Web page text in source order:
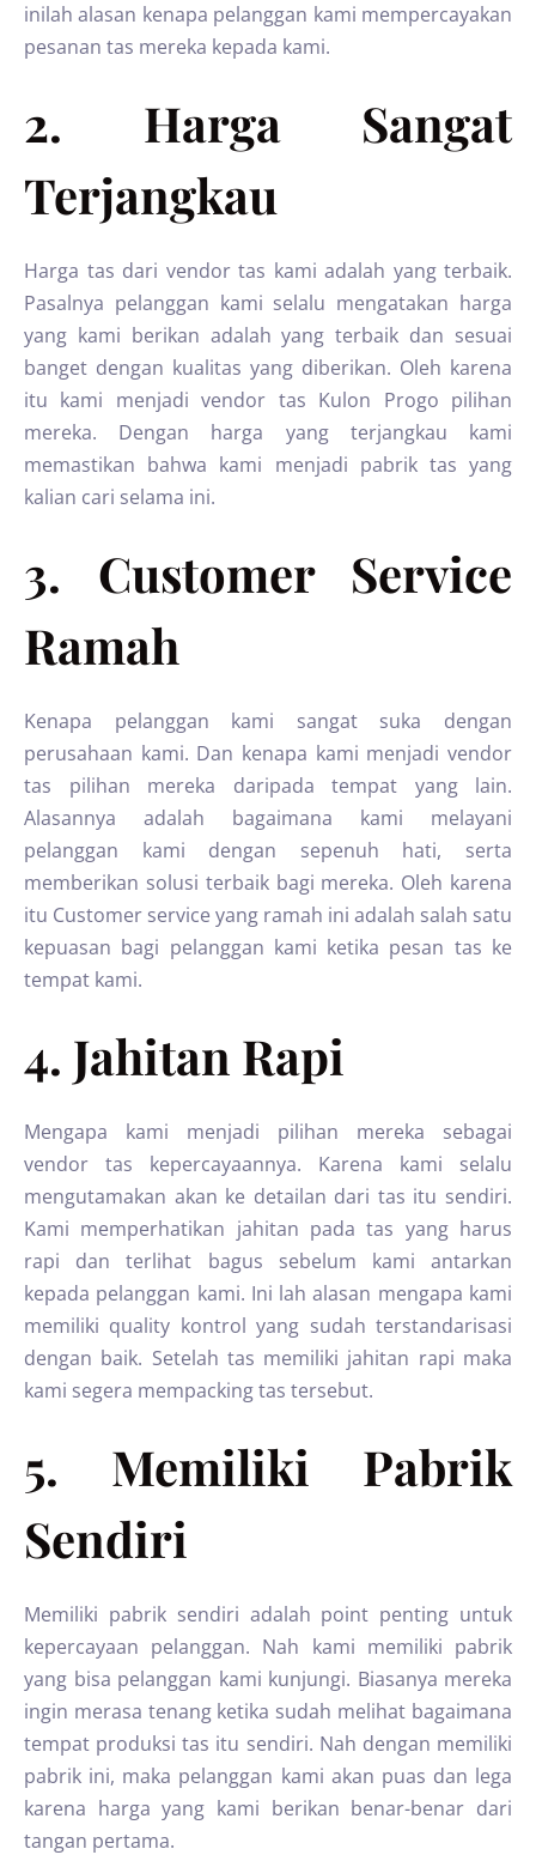
inilah alasan kenapa pelanggan kami mempercayakan
pesanan tas mereka kepada kami.
2. Harga Sangat
Terjangkau
Harga tas dari vendor tas kami adalah yang terbaik.
Pasalnya pelanggan kami selalu mengatakan harga
yang kami berikan adalah yang terbaik dan sesuai
banget dengan kualitas yang diberikan. Oleh karena
itu kami menjadi vendor tas Kulon Progo pilihan
mereka. Dengan harga yang terjangkau kami
memastikan bahwa kami menjadi pabrik tas yang
kalian cari selama ini.
3. Customer Service
Ramah
Kenapa pelanggan kami sangat suka dengan
perusahaan kami. Dan kenapa kami menjadi vendor
tas pilihan mereka daripada tempat yang lain.
Alasannya adalah bagaimana kami melayani
pelanggan kami dengan sepenuh hati, serta
memberikan solusi terbaik bagi mereka. Oleh karena
itu Customer service yang ramah ini adalah salah satu
kepuasan bagi pelanggan kami ketika pesan tas ke
tempat kami.
4. Jahitan Rapi
Mengapa kami menjadi pilihan mereka sebagai
vendor tas kepercayaannya. Karena kami selalu
mengutamakan akan ke detailan dari tas itu sendiri.
Kami memperhatikan jahitan pada tas yang harus
rapi dan terlihat bagus sebelum kami antarkan
kepada pelanggan kami. Ini lah alasan mengapa kami
memiliki quality kontrol yang sudah terstandarisasi
dengan baik. Setelah tas memiliki jahitan rapi maka
kami segera mempacking tas tersebut.
5. Memiliki Pabrik
Sendiri
Memiliki pabrik sendiri adalah point penting untuk
kepercayaan pelanggan. Nah kami memiliki pabrik
yang bisa pelanggan kami kunjungi. Biasanya mereka
ingin merasa tenang ketika sudah melihat bagaimana
tempat produksi tas itu sendiri. Nah dengan memiliki
pabrik ini, maka pelanggan kami akan puas dan lega
karena harga yang kami berikan benar-benar dari
tangan pertama.